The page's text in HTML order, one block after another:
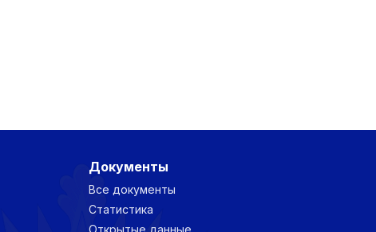
Документы
Все документы
Статистика
Открытые данные